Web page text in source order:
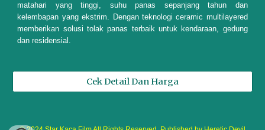
matahari yang tinggi, suhu panas sepanjang tahun dan
kelembapan yang ekstrim. Dengan teknologi ceramic multilayered
memberikan solusi tolak panas terbaik untuk kendaraan, gedung
dan residensial.
Cek Detail Dan Harga